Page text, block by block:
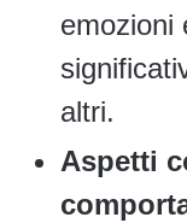
emozioni
altri.
Aspetti